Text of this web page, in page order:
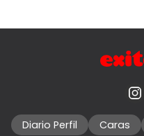
Diario Perfil Caras